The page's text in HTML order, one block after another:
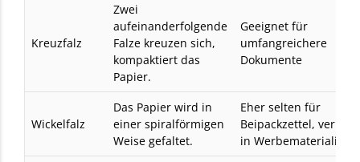
Kreuzfalz
Zwei
aufeinanderfolgende
Falze kreuzen sich,
kompaktiert das
Papier.
Geeignet für
umfangreichere
Dokumente
Wickelfalz
Das Papier wird in
einer spiralförmigen
Weise gefaltet.
Eher selten für
Beipackzettel,
in Werbematerialien